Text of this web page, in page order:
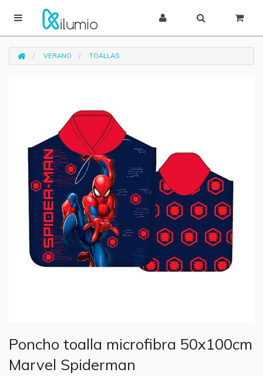
VERANO TOALLAS
Poncho toalla microfibra 50x100cm
Marvel Spiderman